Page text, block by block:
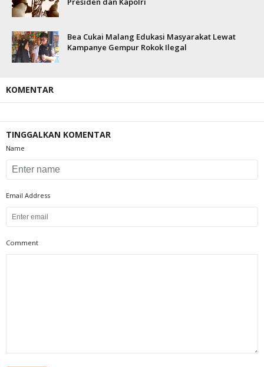
Bea Cukai Malang Edukasi Masyarakat Lewat
Kampanye Gempur Rokok Ilegal
KOMENTAR
TINGGALKAN KOMENTAR
Name
Email Address
Comment